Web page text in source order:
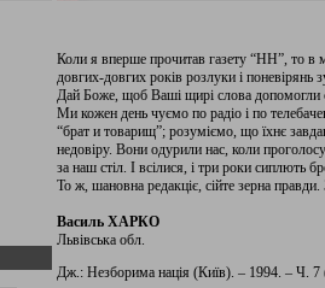
Коли я вперше прочитав газету “НН”, то в
довгих-довгих років розлуки і поневірянь
Дай Боже, щоб Ваші щирі слова допомогли
Ми кожен день чуємо по радіо і по
“брат и товарищ”; розуміємо, що їхнє
недовіру. Вони одурили нас, коли
за наш стіл. І всілися, і три роки сиплють
То ж, шановна редакціє, сійте зерна
Василь ХАРКО
Львівська обл.
Дж.: Незборима нація (Київ). – 1994. – Ч. 7